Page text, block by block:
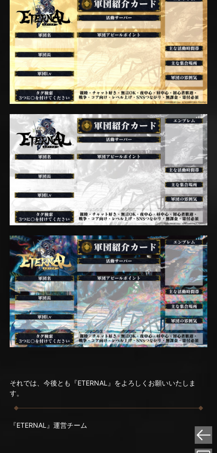
それでは、今後とも『ETERNAL』をよろしくお願いいたしま
す。
『ETERNAL』運営チーム